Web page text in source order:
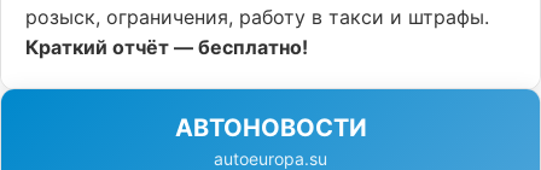
розыск, ограничения, работу в такси и штрафы.
Краткий отчёт — бесплатно!
АВТОНОВОСТИ
autoeuropa.su